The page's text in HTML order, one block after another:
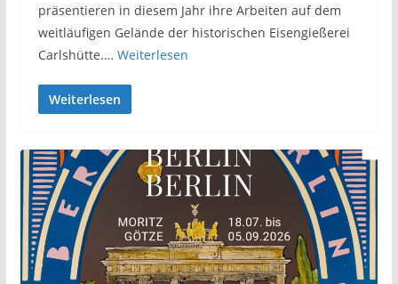
präsentieren in diesem Jahr ihre Arbeiten auf dem
weitläufigen Gelände der historischen Eisengießerei
Carlshütte.… Weiterlesen
Weiterlesen